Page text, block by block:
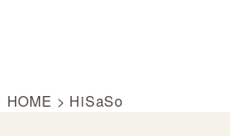
HOME > HiSaSo